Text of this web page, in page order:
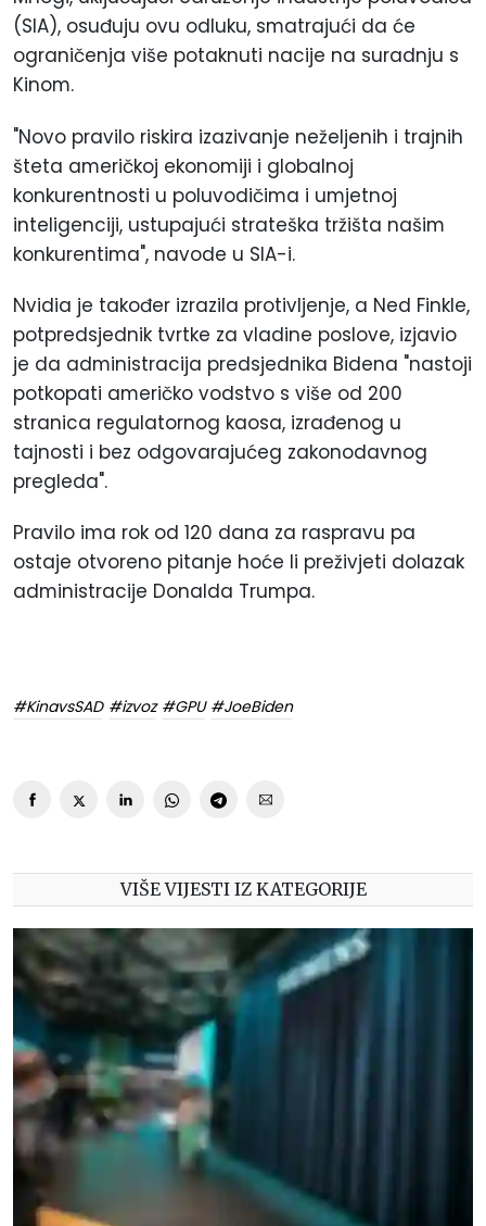
(SIA), osuđuju ovu odluku, smatrajući da će
ograničenja više potaknuti nacije na suradnju s
Kinom.
"Novo pravilo riskira izazivanje neželjenih i trajnih
šteta američkoj ekonomiji i globalnoj
konkurentnosti u poluvodičima i umjetnoj
inteligenciji, ustupajući strateška tržišta našim
konkurentima", navode u SIA-i.
Nvidia je također izrazila protivljenje, a Ned Finkle,
potpredsjednik tvrtke za vladine poslove, izjavio
je da administracija predsjednika Bidena "nastoji
potkopati američko vodstvo s više od 200
stranica regulatornog kaosa, izrađenog u
tajnosti i bez odgovarajućeg zakonodavnog
pregleda".
Pravilo ima rok od 120 dana za raspravu pa
ostaje otvoreno pitanje hoće li preživjeti dolazak
administracije Donalda Trumpa.
#KinavsSAD #izvoz #GPU #JoeBiden
VIŠE VIJESTI IZ KATEGORIJE